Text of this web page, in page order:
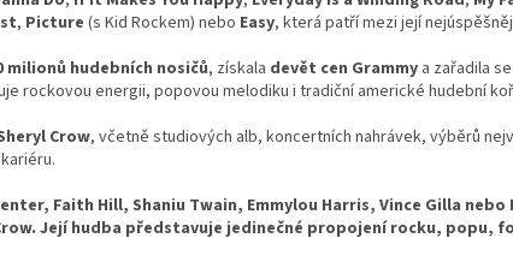
, Picture (s Kid Rockem) nebo Easy, která patří mezi její
milionů hudebních nosičů, získala devět cen Grammy a zařadila
rockovou energii, popovou melodiku i tradiční americké hudební
Crow, včetně studiových alb, koncertních nahrávek, výběrů
Faith Hill, Shaniu Twain, Emmylou Harris, Vince Gilla
Její hudba představuje jedinečné propojení rocku, popu,